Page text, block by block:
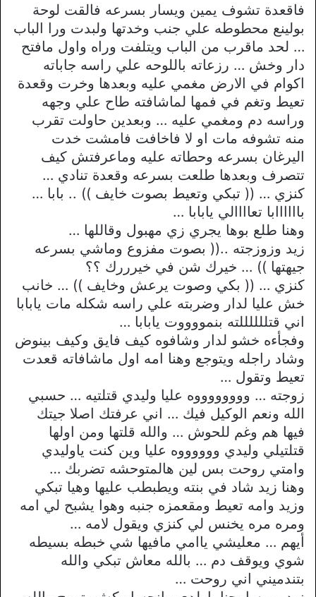
فاقعدة تشوف يمين ويسار بسرعه فالقت لوحة
بولينع محطوطه علي جنب وخدتها ولبدت ورا الباب
… لحد ماقرب من الباب ويتلفت وراه واول مافتح
دار وخش … رزعاته باللوحه علي راسه جاباته
اكوام في الارض مغمي عليه وبعدها وخرت وقعدة
تعيط وتغم في فمها لماشافته طاح علي وجهه
وراسه دم ومغمي عليه … وبعدين حاولت تقرب
منه تشوفه مات او لا فاخافت فامشت خدت
اليرغان بسرعه وحطاته عليه وماعرفتش كيف
تتصرف وبعدها طلعت بسرعه وقعدة تنادي …
كنزي … (( تبكي وتعيط بصوت خايف )) .. بابا …
باااااابا تعاااالي يابابا …
وهنا طلع بوها يجري زي مهبول وقاللها …
زيد وزوزجته ..(( بصوت مفزوع وماشي بسرعه
جيهتها )) … خيرك شن في خيرررك ؟؟
كنزي … (( بكي وصوت يرعش وخايف )) … خانب
خش عليا لدار وضربته علي راسه شكله مات يابابا
اني قتللللللته بنمووووت يابابا …
وفجأءه خشو لدار وشافوه كيف فايق وكيف بينوض
وشاد راجله ويتوجع وهنا امه اول ماشافاته قعدت
تعيط وتقول …
زوجته … ووووووووه عليا وليدي قتلتيه … حسبي
الله ونعم الوكيل فيك … اني عرفتك اصلا جيتك
فيها هم وغم للحوش … والله قلتها ومن اولها
قتلتيلي وليدي ووووووه عليا وين كنت ياوليدي
وامتي روحت بس لين هالمتوحشه تضربك …
وهنا زيد شاد في بنته ويطبطب عليها وهيا تبكي
وزيد وامه تعيط ومقعمزه جنبه وهوا يشبح لي امه
ومره مره يخنس لي كنزي ويقول لامه …
أيهم … معليشي ياامي مافيها شي خبطه بسيطه
شوي ويوقف دم … بالله معاش تبكي والله
بتندميني اني روحت …